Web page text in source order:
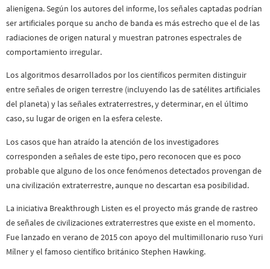
alienígena. Según los autores del informe, los señales captadas podrían
ser artificiales porque su ancho de banda es más estrecho que el de las
radiaciones de origen natural y muestran patrones espectrales de
comportamiento irregular.
Los algoritmos desarrollados por los científicos permiten distinguir
entre señales de origen terrestre (incluyendo las de satélites artificiales
del planeta) y las señales extraterrestres, y determinar, en el último
caso, su lugar de origen en la esfera celeste.
Los casos que han atraído la atención de los investigadores
corresponden a señales de este tipo, pero reconocen que es poco
probable que alguno de los once fenómenos detectados provengan de
una civilización extraterrestre, aunque no descartan esa posibilidad.
La iniciativa Breakthrough Listen es el proyecto más grande de rastreo
de señales de civilizaciones extraterrestres que existe en el momento.
Fue lanzado en verano de 2015 con apoyo del multimillonario ruso Yuri
Mílner y el famoso científico británico Stephen Hawking.